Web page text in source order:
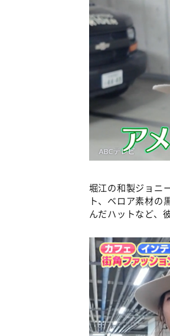
堀江の和製ジョニ
ト、ベロア素材の
んだハットなど、